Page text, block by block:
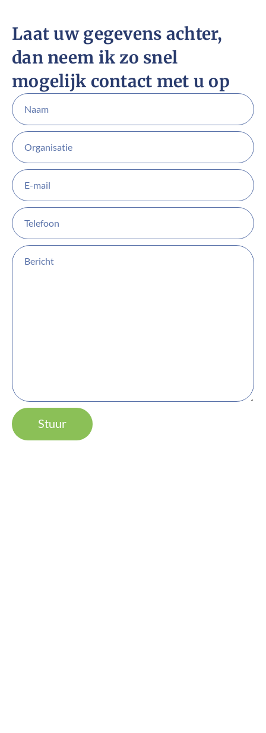
Laat uw gegevens achter,
dan neem ik zo snel
mogelijk contact met u op
Stuur